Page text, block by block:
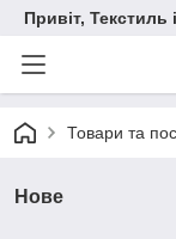
Привіт,
Товари та
Нове